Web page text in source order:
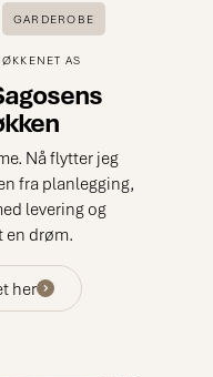
GARDEROBE
AS
Nå flytter jeg
fra planlegging,
levering og
drøm.
her